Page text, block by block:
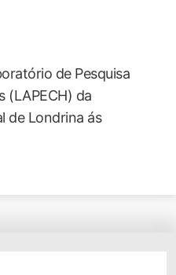
de Pesquisa
(LAPECH) da
de Londrina ás